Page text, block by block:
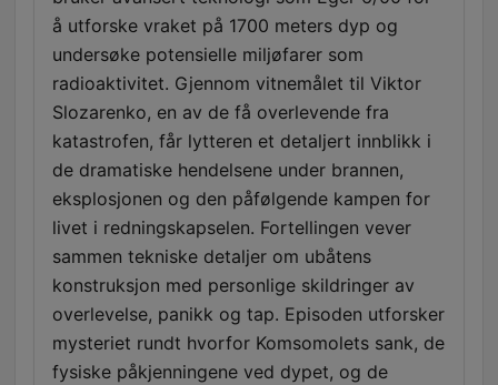
å utforske vraket på 1700 meters dyp og
undersøke potensielle miljøfarer som
radioaktivitet. Gjennom vitnemålet til Viktor
Slozarenko, en av de få overlevende fra
katastrofen, får lytteren et detaljert innblikk i
de dramatiske hendelsene under brannen,
eksplosjonen og den påfølgende kampen for
livet i redningskapselen. Fortellingen vever
sammen tekniske detaljer om ubåtens
konstruksjon med personlige skildringer av
overlevelse, panikk og tap. Episoden utforsker
mysteriet rundt hvorfor Komsomolets sank, de
fysiske påkjenningene ved dypet, og de